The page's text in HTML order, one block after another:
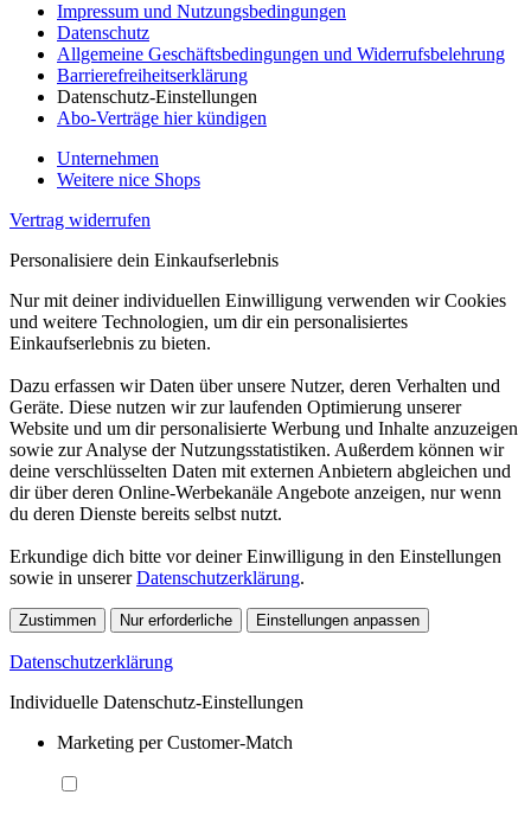
Impressum und Nutzungsbedingungen
Datenschutz
Allgemeine Geschäftsbedingungen und Widerrufsbelehrung
Barrierefreiheitserklärung
Datenschutz-Einstellungen
Abo-Verträge hier kündigen
Unternehmen
Weitere nice Shops
Vertrag widerrufen
Personalisiere dein Einkaufserlebnis
Nur mit deiner individuellen Einwilligung verwenden wir Cookies
und weitere Technologien, um dir ein personalisiertes
Einkaufserlebnis zu bieten.
Dazu erfassen wir Daten über unsere Nutzer, deren Verhalten und
Geräte. Diese nutzen wir zur laufenden Optimierung unserer
Website und um dir personalisierte Werbung und Inhalte anzuzeigen
sowie zur Analyse der Nutzungsstatistiken. Außerdem können wir
deine verschlüsselten Daten mit externen Anbietern abgleichen und
dir über deren Online-Werbekanäle Angebote anzeigen, nur wenn
du deren Dienste bereits selbst nutzt.
Erkundige dich bitte vor deiner Einwilligung in den Einstellungen
sowie in unsererDatenschutzerklärung.
Zustimmen Nur erforderliche Einstellungen anpassen
Datenschutzerklärung
Individuelle Datenschutz-Einstellungen
Marketing per Customer-Match